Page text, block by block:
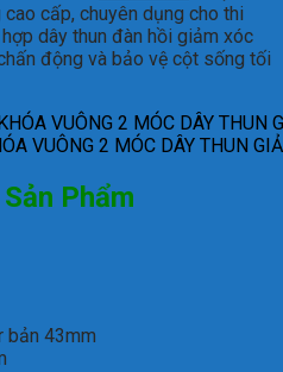
cấp, chuyên dụng cho thi
dây thun đàn hồi giảm xóc
động và bảo vệ cột sống tối
VUÔNG 2 MÓC DÂY THUN
Phẩm
bản 43mm